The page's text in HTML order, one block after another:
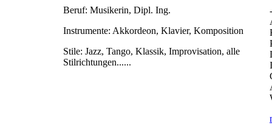
Beruf: Musikerin, Dipl. Ing.
Instrumente: Akkordeon, Klavier, Komposition
Stile: Jazz, Tango, Klassik, Improvisation, alle
Stilrichtungen......